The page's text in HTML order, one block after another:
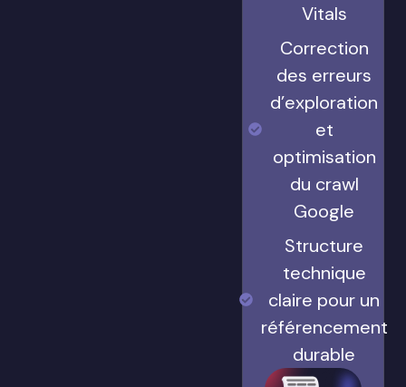
Vitals
Correction
des erreurs
d’exploration
et
optimisation
du crawl
Google
Structure
technique
claire pour un
référencement
durable